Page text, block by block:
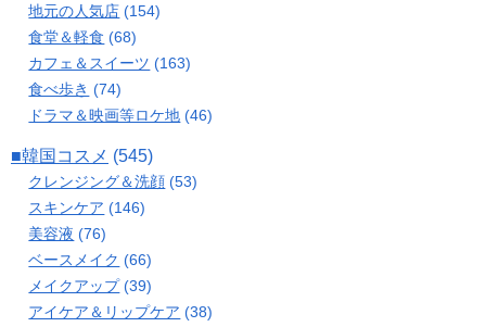
地元の人気店 (154)
食堂＆軽食 (68)
カフェ＆スイーツ (163)
食べ歩き (74)
ドラマ＆映画等ロケ地 (46)
■韓国コスメ (545)
クレンジング＆洗顔 (53)
スキンケア (146)
美容液 (76)
ベースメイク (66)
メイクアップ(39)
アイケア＆リップケア (38)